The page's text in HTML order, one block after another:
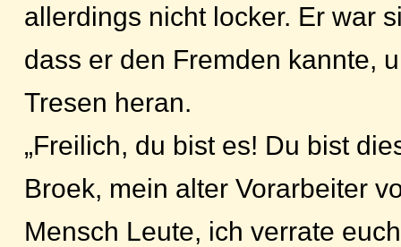
allerdings nicht locker. Er war
dass er den Fremden kannte,
Tresen heran.
„Freilich, du bist es! Du bist
Broek, mein alter Vorarbeiter
Mensch Leute, ich verrate